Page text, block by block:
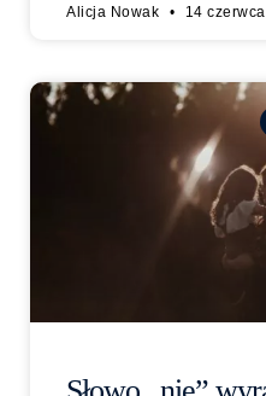
Alicja Nowak 14